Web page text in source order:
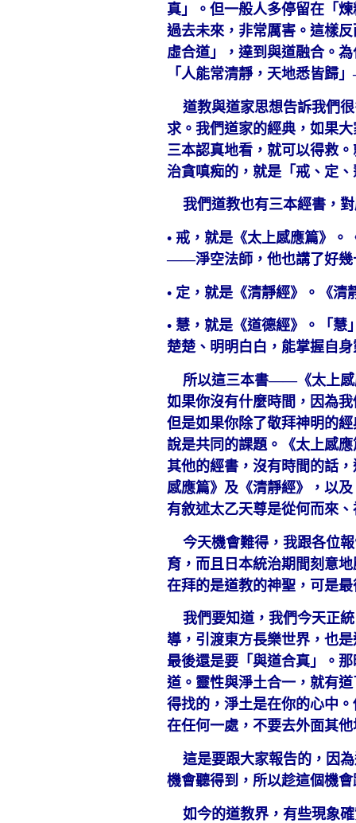
真」。但一般人多停留在「
過去未來，非常厲害。這樣
虛合道」，達到與道融合。
「人能常清靜，天地悉皆歸
道教與道家思想告訴我們很
求。我們道家的經典，如果
三本認真地看，就可以得救
治貪嗔痴的，就是「戒、定
我們道教也有三本經書，
• 戒，就是《太上感應篇》
——淨空法師，他也講了好幾
• 定，就是《清靜經》。《
• 慧，就是《道德經》。「
楚楚、明明白白，能掌握自
所以這三本書——《太上感
如果你沒有什麼時間，因為
但是如果你除了敬拜神明的
說是共同的課題。《太上感
其他的經書，沒有時間的話
感應篇》及《清靜經》，以
有敘述太乙天尊是從何而來
今天機會難得，我跟各位
育，而且日本統治期間刻意
在拜的是道教的神聖，可是
我們要知道，我們今天正統
導，引渡東方長樂世界，也
最後還是要「與道合真」。
道。靈性與淨土合一，就有
得找的，淨土是在你的心中
在任何一處，不要去外面其
這是要跟大家報告的，因為
機會聽得到，所以趁這個機
如今的道教界，有些現象確